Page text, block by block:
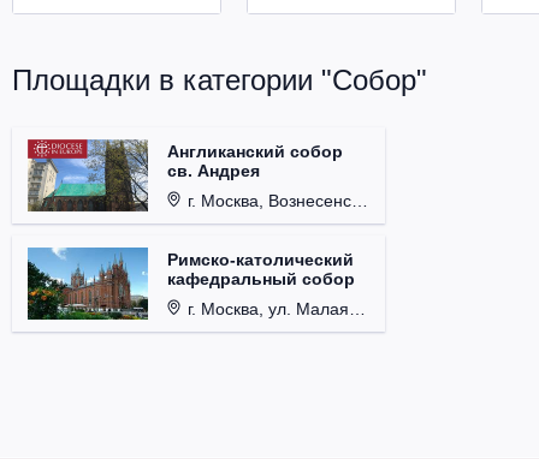
Площадки в категории "Собор"
Англиканский собор
св. Андрея
г. Москва, Вознесенский пер., д. 8/5, стр. 3.
Римско-католический
кафедральный собор
г. Москва, ул. Малая Грузинская, д. 27/13, стр. 1.